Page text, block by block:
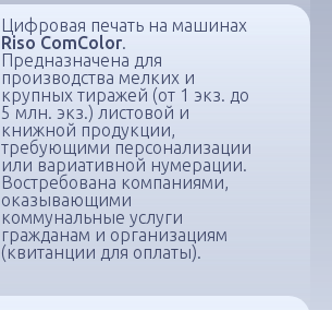
Цифровая печать на машинах
Riso ComColor.
Предназначена для
производства мелких и
крупных тиражей (от 1 экз. до
5 млн. экз.) листовой и
книжной продукции,
требующими персонализации
или вариативной нумерации.
Востребована компаниями,
оказывающими
коммунальные услуги
гражданам и организациям
(квитанции для оплаты).